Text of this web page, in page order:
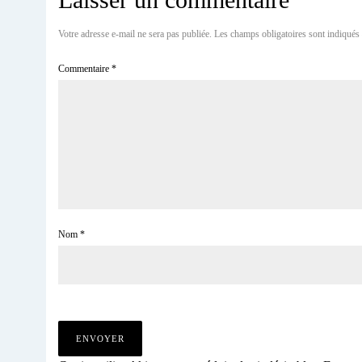
Votre adresse e-mail ne sera pas publiée. Les champs obligatoires sont indiqués
Commentaire *
Nom *